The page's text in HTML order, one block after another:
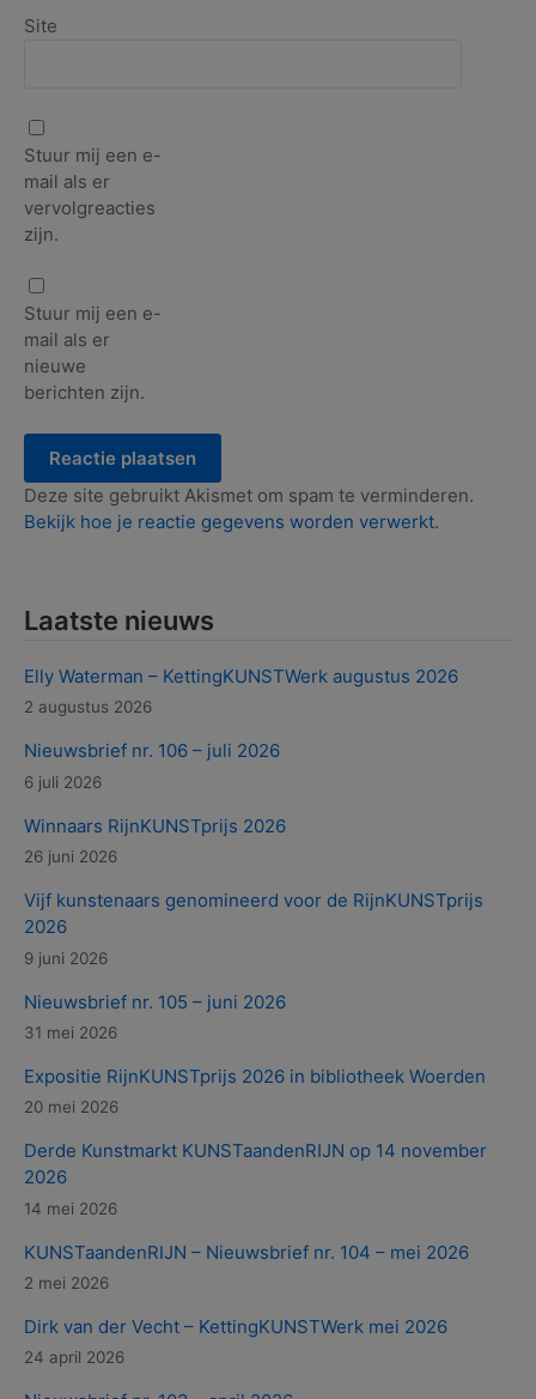
Site
Stuur mij een e-
mail als er
vervolgreacties
zijn.
Stuur mij een e-
mail als er
nieuwe
berichten zijn.
Deze site gebruikt Akismet om spam te verminderen.
Bekijk hoe je reactie gegevens worden verwerkt.
Laatste nieuws
Elly Waterman – KettingKUNSTWerk augustus 2026
2 augustus 2026
Nieuwsbrief nr. 106 – juli 2026
6 juli 2026
Winnaars RijnKUNSTprijs 2026
26 juni 2026
Vijf kunstenaars genomineerd voor de RijnKUNSTprijs
2026
9 juni 2026
Nieuwsbrief nr. 105 – juni 2026
31 mei 2026
Expositie RijnKUNSTprijs 2026 in bibliotheek Woerden
20 mei 2026
Derde Kunstmarkt KUNSTaandenRIJN op 14 november
2026
14 mei 2026
KUNSTaandenRIJN – Nieuwsbrief nr. 104 – mei 2026
2 mei 2026
Dirk van der Vecht – KettingKUNSTWerk mei 2026
24 april 2026